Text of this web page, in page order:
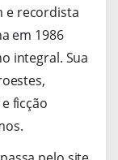
e recordista
em 1986
integral. Sua
ficção